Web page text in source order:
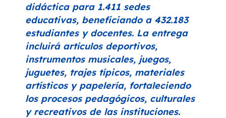
didáctica para 1.411 sedes
educativas, beneficiando a 432.183
estudiantes y docentes. La entrega
incluirá artículos deportivos,
instrumentos musicales, juegos,
juguetes, trajes típicos, materiales
artísticos y papelería, fortaleciendo
los procesos pedagógicos, culturales
y recreativos de las instituciones.